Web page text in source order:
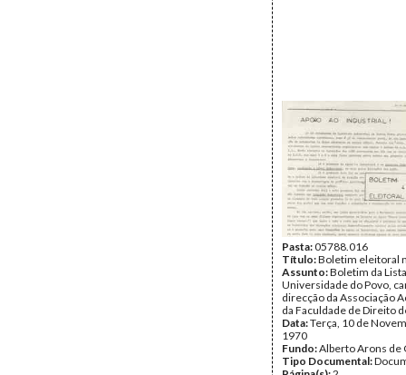
Pasta:05788.016
Título:Boletim eleitoral
Assunto:Boletim da
Universidade do Povo,
direcção da Associação
da Faculdade de Direito
Data:Terça, 10 de
1970
Fundo:Alberto Arons de
Tipo Documental: